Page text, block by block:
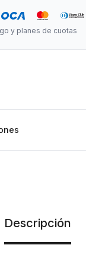
y planes de cuotas
Descripción